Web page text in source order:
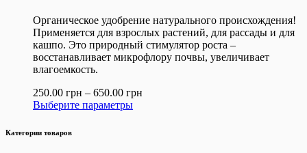
Органическое удобрение натурального происхождения!
Применяется для взрослых растений, для рассады и для
кашпо. Это природный стимулятор роста –
восстанавливает микрофлору почвы, увеличивает
влагоемкость.
250.00 грн – 650.00 грн
Выберите параметры
Категории товаров